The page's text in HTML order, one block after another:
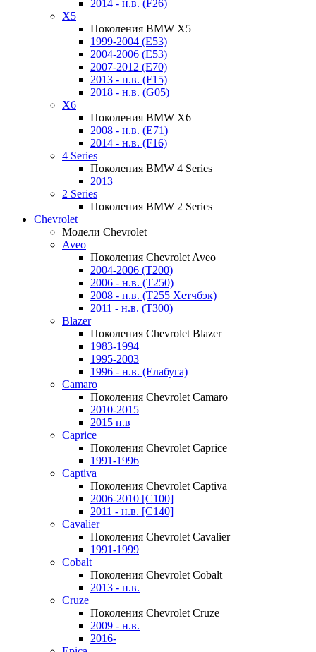
2014 - н.в. (F26)
X5
Поколения BMW X5
1999-2004 (E53)
2004-2006 (E53)
2007-2012 (E70)
2013 - н.в. (F15)
2018 - н.в. (G05)
X6
Поколения BMW X6
2008 - н.в. (E71)
2014 - н.в. (F16)
4 Series
Поколения BMW 4 Series
2013
2 Series
Поколения BMW 2 Series
Chevrolet
Модели Chevrolet
Aveo
Поколения Chevrolet Aveo
2004-2006 (T200)
2006 - н.в. (T250)
2008 - н.в. (T255 Хетчбэк)
2011 - н.в. (Т300)
Blazer
Поколения Chevrolet Blazer
1983-1994
1995-2003
1996 - н.в. (Елабуга)
Camaro
Поколения Chevrolet Camaro
2010-2015
2015 н.в
Caprice
Поколения Chevrolet Caprice
1991-1996
Captiva
Поколения Chevrolet Captiva
2006-2010 [C100]
2011 - н.в. [C140]
Cavalier
Поколения Chevrolet Cavalier
1991-1999
Cobalt
Поколения Chevrolet Cobalt
2013 - н.в.
Cruze
Поколения Chevrolet Cruze
2009 - н.в.
2016-